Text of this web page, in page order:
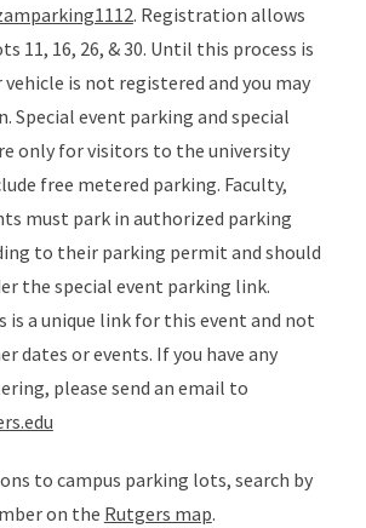
. Registration allows
11, 16, 26, & 30. Until this process is
is not registered and you may
Special event parking and special
only for visitors to the university
free metered parking. Faculty,
must park in authorized parking
to their parking permit and should
the special event parking link.
is a unique link for this event and not
dates or events. If you have any
please send an email to
to campus parking lots, search by
on the Rutgers map.